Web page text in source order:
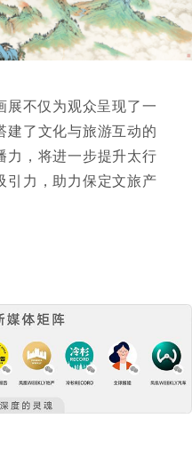
展不仅为观众呈现了一
建了文化与旅游互动的
力，将进一步提升太行
引力，助力保定文旅产